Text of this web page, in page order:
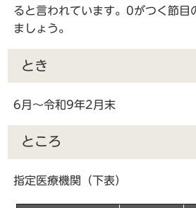
ると言われています。0がつく節目
ましょう。
とき
6月～令和9年2月末
ところ
指定医療機関（下表）